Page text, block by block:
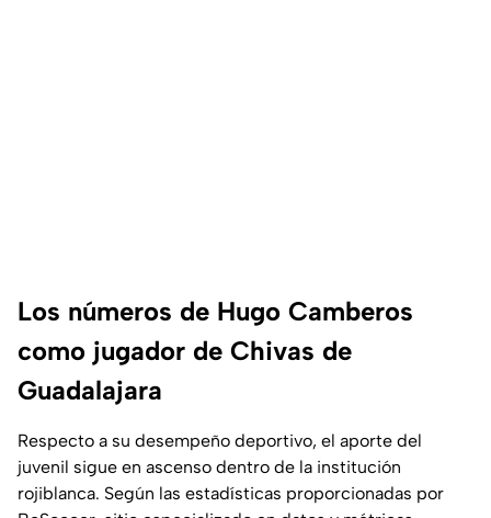
Los números de Hugo Camberos
como jugador de Chivas de
Guadalajara
Respecto a su desempeño deportivo, el aporte del
juvenil sigue en ascenso dentro de la institución
rojiblanca. Según las estadísticas proporcionadas por